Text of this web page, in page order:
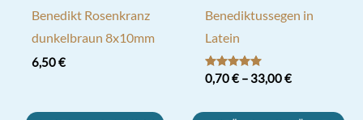
Benedikt Rosenkranz
dunkelbraun 8x10mm
6,50€
Benediktussegen in
Latein
Bewertet mit
5.00
0,70€– 33,00€